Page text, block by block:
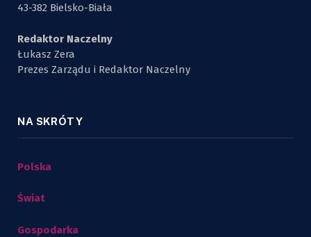
43-382 Bielsko-Biała
Redaktor Naczelny
Łukasz Zera
Prezes Zarządu i Redaktor Naczelny
NA SKRÓTY
Polska
Świat
Gospodarka